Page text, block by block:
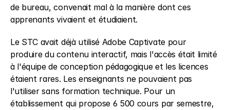
de bureau, convenait mal à la manière dont ces
apprenants vivaient et étudiaient.
Le STC avait déjà utilisé Adobe Captivate pour
produire du contenu interactif, mais l'accès était limité
à l'équipe de conception pédagogique et les licences
étaient rares. Les enseignants ne pouvaient pas
l'utiliser sans formation technique. Pour un
établissement qui propose 6 500 cours par semestre,